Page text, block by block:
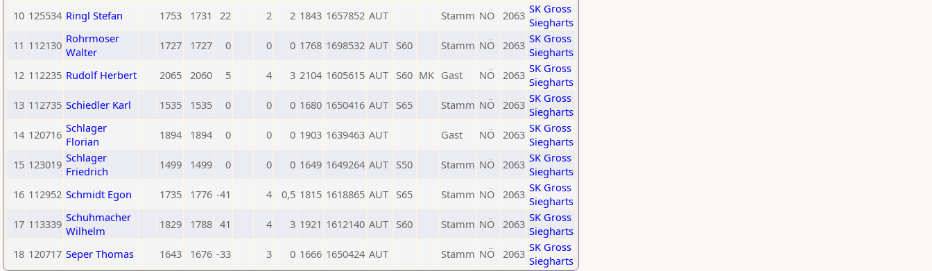
10 125534 Ringl Stefan 1753 1731 22 2 2 1843 1657852 AUT Stamm NÖ 2063 SK Gross
Siegharts
11 112130 Rohrmoser
Walter
1727 1727 0 0 0 1768 1698532 AUT S60 Stamm NÖ 2063 SK Gross
Siegharts
12 112235 Rudolf Herbert 2065 2060 5 4 3 2104 1605615 AUT S60 MK Gast NÖ 2063 SK Gross
Siegharts
13 112735 Schiedler Karl 1535 1535 0 0 0 1680 1650416 AUT S65 Stamm NÖ 2063 SK Gross
Siegharts
14 120716 Schlager
Florian
1894 1894 0 0 0 1903 1639463 AUT Gast NÖ 2063 SK Gross
Siegharts
15 123019 Schlager
Friedrich
1499 1499 0 0 0 1649 1649264 AUT S50 Stamm NÖ 2063 SK Gross
Siegharts
16 112952 Schmidt Egon 1735 1776 -41 4 0,5 1815 1618865 AUT S65 Stamm NÖ 2063 SK Gross
Siegharts
17 113339 Schuhmacher
Wilhelm
1829 1788 41 4 3 1921 1612140 AUT S60 Stamm NÖ 2063 SK Gross
Siegharts
18 120717 Seper Thomas 1643 1676 -33 3 0 1666 1650424 AUT Stamm NÖ 2063 SK Gross
Siegharts